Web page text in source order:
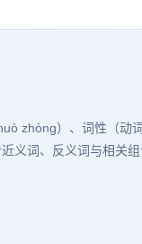
zhòng）、词性（动
义词、反义词与相关